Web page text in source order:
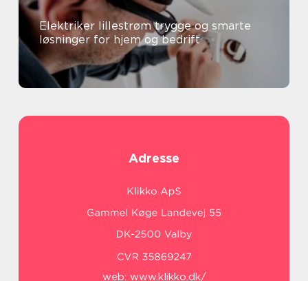
Elektriker lillestrøm trygge og smarte
løsninger for hjem og bedrift
Adresse
web: www.klikko.dk/